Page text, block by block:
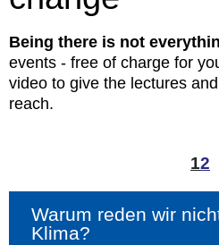
Being there is not
events - free of charge for
video to give the lectures
reach.
12
Warum reden wir
Klima?